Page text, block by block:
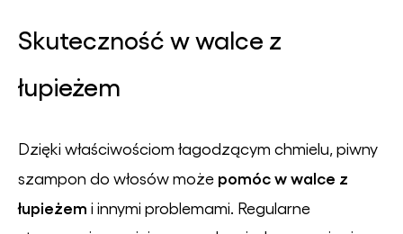
Skuteczność w walce z
łupieżem
Dzięki właściwościom łagodzącym chmielu, piwny
szampon do włosów może pomóc w walce z
łupieżem i innymi problemami. Regularne